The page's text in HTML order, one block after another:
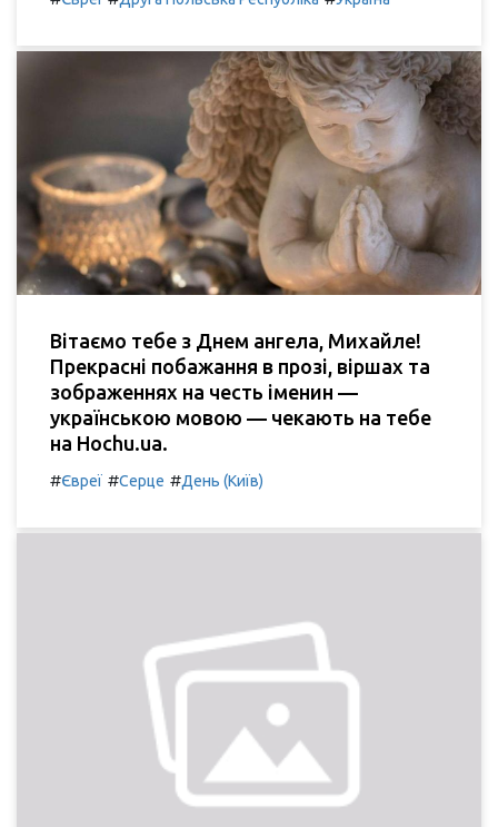
Вітаємо тебе з Днем ангела, Михайле!
Прекрасні побажання в прозі, віршах та
зображеннях на честь іменин —
українською мовою — чекають на тебе
на Hochu.ua.
#Євреї #Серце #День (Київ)